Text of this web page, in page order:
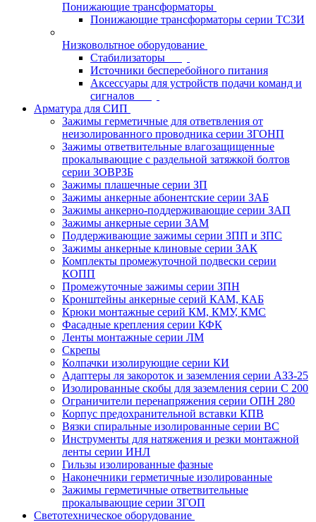
Понижающие трансформаторы
Понижающие трансформаторы серии ТСЗИ
Низковольтное оборудование
Стабилизаторы
Источники бесперебойного питания
Аксессуары для устройств подачи команд и
сигналов
Арматура для СИП
Зажимы герметичные для ответвления от
неизолированного проводника серии ЗГОНП
Зажимы ответвительные влагозащищенные
прокалывающие с раздельной затяжкой болтов
серии ЗОВРЗБ
Зажимы плашечные серии ЗП
Зажимы анкерные абонентские серии ЗАБ
Зажимы анкерно-поддерживающие серии ЗАП
Зажимы анкерные серии ЗАМ
Поддерживающие зажимы серии ЗПП и ЗПС
Зажимы анкерные клиновые серии ЗАК
Комплекты промежуточной подвески серии
КОПП
Промежуточные зажимы серии ЗПН
Кронштейны анкерные серий КАМ, КАБ
Крюки монтажные серий КМ, КМУ, КМС
Фасадные крепления серии КФК
Ленты монтажные серии ЛМ
Скрепы
Колпачки изолирующие серии КИ
Адаптеры ля закороток и заземления серии АЗЗ-25
Изолированные скобы для заземления серии С 200
Ограничители перенапряжения серии ОПН 280
Корпус предохранительной вставки КПВ
Вязки спиральные изолированные серии ВС
Инструменты для натяжения и резки монтажной
ленты серии ИНЛ
Гильзы изолированные фазные
Наконечники герметичные изолированные
Зажимы герметичные ответвительные
прокалывающие серии ЗГОП
Светотехническое оборудование